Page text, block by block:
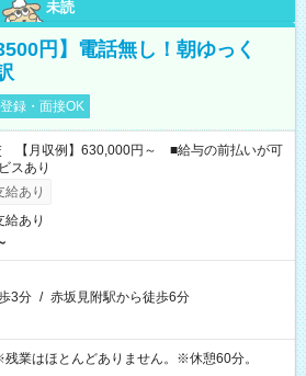
未読
円】電話無し！朝ゆっく
録・面接OK
【月収例】630,000円～ ■給与の前払いが可
スあり
給あり
給あり
3分 / 赤坂見附駅から徒歩6分
業はほとんどありません。※休憩60分。